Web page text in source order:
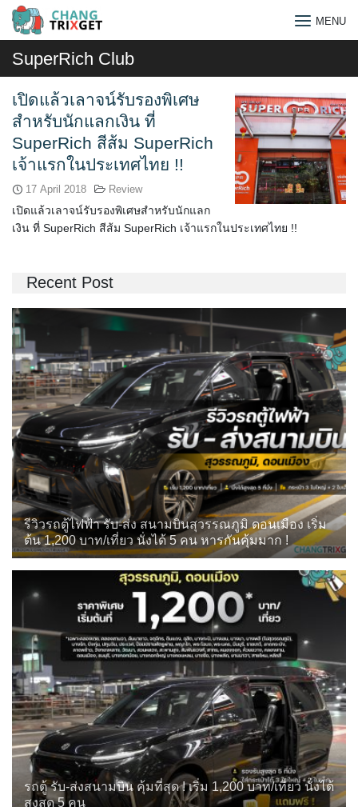
Skip
Search
for:
MENU
SuperRich Club
เปิดแล้วเลาจน์รับรองพิเศษ
สำหรับนักแลกเงิน ที่
SuperRich สีส้ม SuperRich
เจ้าแรกในประเทศไทย !!
17 April 2018 Review
เปิดแล้วเลาจน์รับรองพิเศษสำหรับนักแลก
เงิน ที่ SuperRich สีส้ม SuperRich เจ้าแรกในประเทศไทย !!
Recent Post
รีวิวรถตู้ไฟฟ้า รับ-ส่ง สนามบินสุวรรณภูมิ ดอนเมือง เริ่ม
ต้น 1,200 บาท/เที่ยว นั่งได้ 5 คน หารกันคุ้มมาก !
รถตู้ รับ-ส่งสนามบิน คุ้มที่สุด ! เริ่ม 1,200 บาท/เที่ยว นั่งได้
สูงสุด 5 คน